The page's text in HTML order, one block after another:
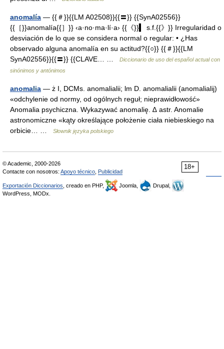
anomalía — {{＃}}{{LM A02508}}{{〓}} {{SynA02556}}
{{［}}anomalía{{］}} ‹a·no·ma·lí·a› {{《}}▍ s.f.{{》}} Irregularidad o
desviación de lo que se considera normal o regular: • ¿Has
observado alguna anomalía en su actitud?{{○}} {{＃}}{{LM
SynA02556}}{{〓}} {{CLAVE… …
Diccionario de uso del español actual con
sinónimos y antónimos
anomalia — ż I, DCMs. anomalialii; lm D. anomalialii (anomalialij)
«odchylenie od normy, od ogólnych reguł; nieprawidłowość»
Anomalia psychiczna. Wykazywać anomalię. ∆ astr. Anomalie
astronomiczne «kąty określające położenie ciała niebieskiego na
orbicie… …
Słownik języka polskiego
18+
© Academic, 2000-2026
Contacte con nosotros: Apoyo técnico Publicidad
Exportación Diccionarios , creado en PHP, Joomla,
Drupal,
WordPress, MODx.